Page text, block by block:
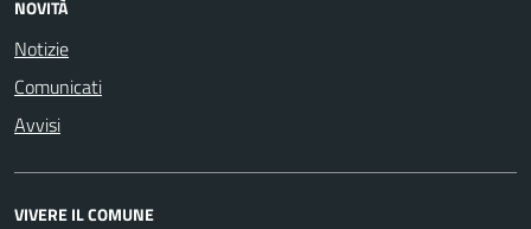
NOVITÀ
Notizie
Comunicati
Avvisi
VIVERE IL COMUNE